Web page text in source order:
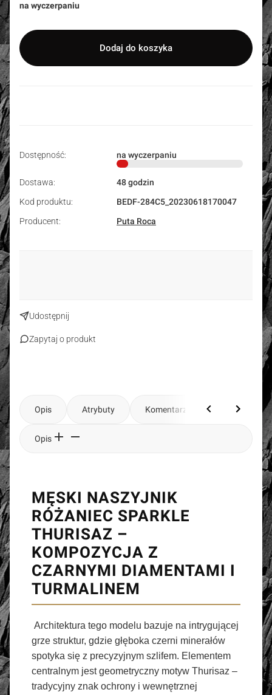
na wyczerpaniu
Dodaj do koszyka
Dostępność: na wyczerpaniu
Dostawa:
48 godzin
Kod produktu:
BEDF-284C5_20230618170047
Producent:
Puta Roca
Udostępnij
Zapytaj o produkt
Opis Atrybuty Komentarze
Opis
MĘSKI NASZYJNIK
RÓŻANIEC SPARKLE
THURISAZ –
KOMPOZYCJA Z
CZARNYMI DIAMENTAMI I
TURMALINEM
Architektura tego modelu bazuje na intrygującej
grze struktur, gdzie głęboka czerni minerałów
spotyka się z precyzyjnym szlifem. Elementem
centralnym jest geometryczny motyw Thurisaz –
tradycyjny znak ochrony i wewnętrznej